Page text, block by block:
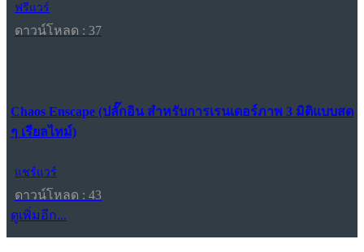
ฟรีแวร์
ดาวน์โหลด : 37
Chaos Enscape (ปลั๊กอิน สำหรับการเรนเดอร์ภาพ 3 มิติแบบสด
ๆ เรียลไทม์)
แชร์แวร์
ดาวน์โหลด : 43
ดูเพิ่มอีก...